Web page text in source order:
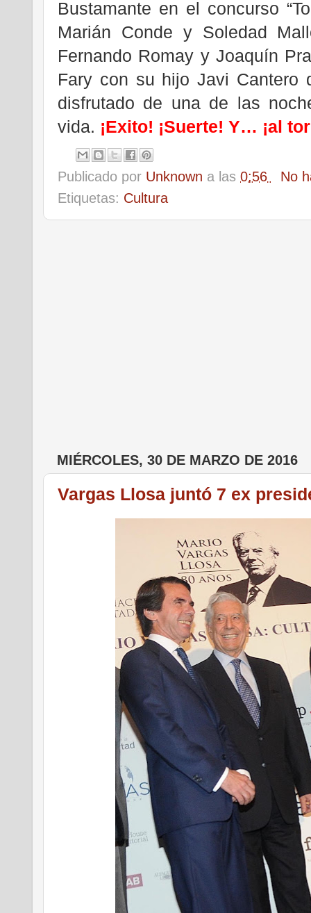
Bustamante en el concurso
Marián Conde y Soledad
Fernando Romay y Joaquín
Fary con su hijo Javi Cantero
disfrutado de una de las
vida. ¡Exito! ¡Suerte! Y… ¡al
Publicado por Unknown a las 0:56
No
Etiquetas: Cultura
MIÉRCOLES, 30 DE MARZO DE 2016
Vargas Llosa juntó 7 ex